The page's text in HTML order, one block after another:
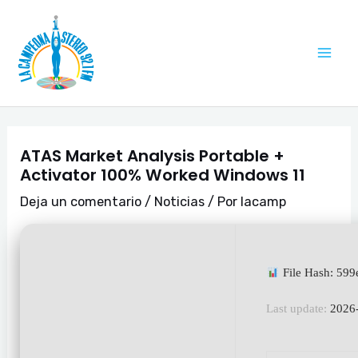
contenido
ATAS Market Analysis Portable +
Activator 100% Worked Windows 11
Deja un comentario / Noticias / Por lacamp
File Hash:
Last update:
de
entradas